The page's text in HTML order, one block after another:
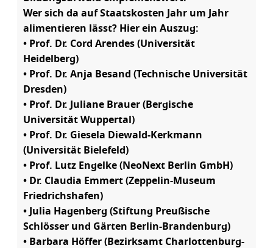
Wer sich da auf Staatskosten Jahr um Jahr
alimentieren lässt? Hier ein Auszug:
• Prof. Dr. Cord Arendes (Universität
Heidelberg)
• Prof. Dr. Anja Besand (Technische Universität
Dresden)
• Prof. Dr. Juliane Brauer (Bergische
Universität Wuppertal)
• Prof. Dr. Giesela Diewald-Kerkmann
(Universität Bielefeld)
• Prof. Lutz Engelke (NeoNext Berlin GmbH)
• Dr. Claudia Emmert (Zeppelin-Museum
Friedrichshafen)
• Julia Hagenberg (Stiftung Preußische
Schlösser und Gärten Berlin-Brandenburg)
• Barbara Höffer (Bezirksamt Charlottenburg-